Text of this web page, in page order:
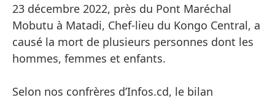
23 décembre 2022, près du Pont Maréchal
Mobutu à Matadi, Chef-lieu du Kongo Central, a
causé la mort de plusieurs personnes dont les
hommes, femmes et enfants.
Selon nos confrères d’Infos.cd, le bilan